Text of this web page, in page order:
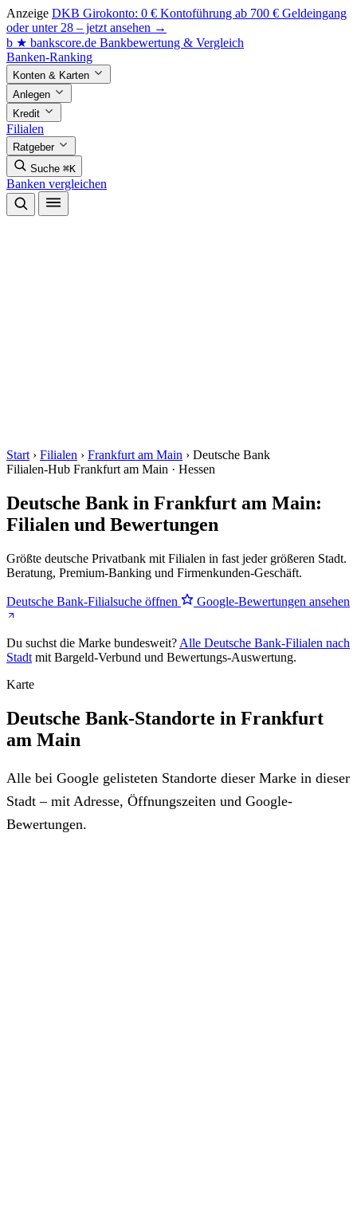
Anzeige DKB Girokonto: 0 € Kontoführung ab 700 € Geldeingang
oder unter 28 – jetzt ansehen →
b ★ bankscore.de Bankbewertung & Vergleich
Banken-Ranking
Konten & Karten
Anlegen
Kredit
Filialen
Ratgeber
Suche ⌘K
Banken vergleichen
Start › Filialen › Frankfurt am Main › Deutsche Bank
Filialen-Hub Frankfurt am Main · Hessen
Deutsche Bank in Frankfurt am Main:
Filialen und Bewertungen
Größte deutsche Privatbank mit Filialen in fast jeder größeren Stadt.
Beratung, Premium-Banking und Firmenkunden-Geschäft.
Deutsche Bank-Filialsuche öffnen Google-Bewertungen ansehen
Du suchst die Marke bundesweit? Alle Deutsche Bank-Filialen nach
Stadt mit Bargeld-Verbund und Bewertungs-Auswertung.
Karte
Deutsche Bank-Standorte in Frankfurt
am Main
Alle bei Google gelisteten Standorte dieser Marke in dieser
Stadt – mit Adresse, Öffnungszeiten und Google-
Bewertungen.